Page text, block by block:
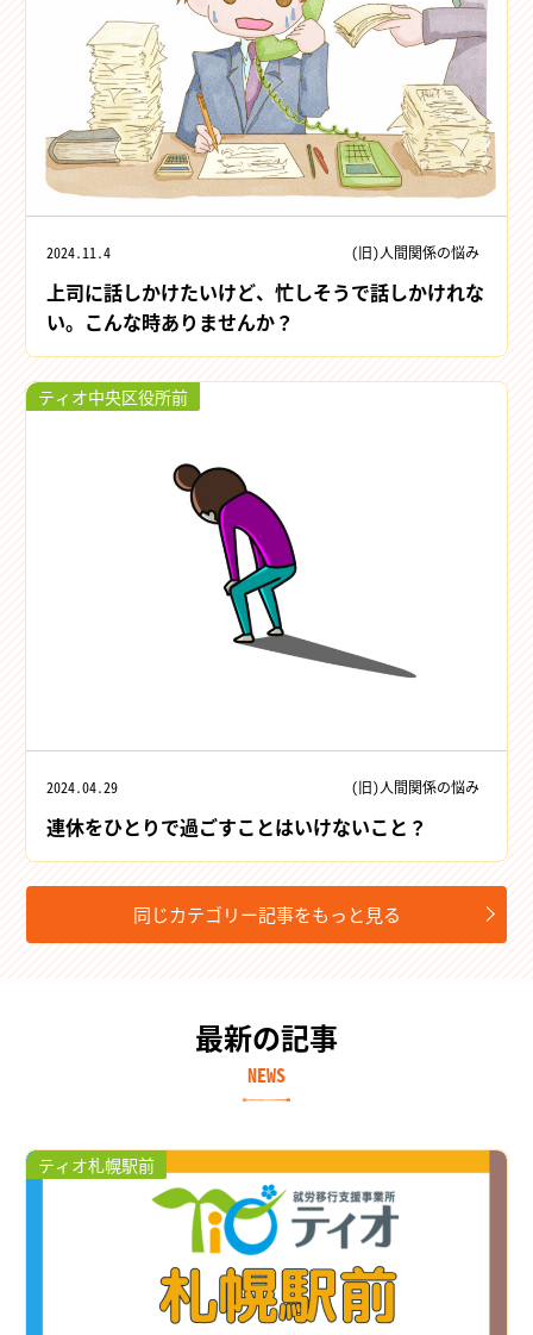
2024.11.4 (旧)人間関係の悩み
上司に話しかけたいけど、忙しそうで話しかけれな
い。こんな時ありませんか？
ティオ中央区役所前
2024.04.29 (旧)人間関係の悩み
連休をひとりで過ごすことはいけないこと？
同じカテゴリー記事をもっと見る
最新の記事
NEWS
ティオ札幌駅前